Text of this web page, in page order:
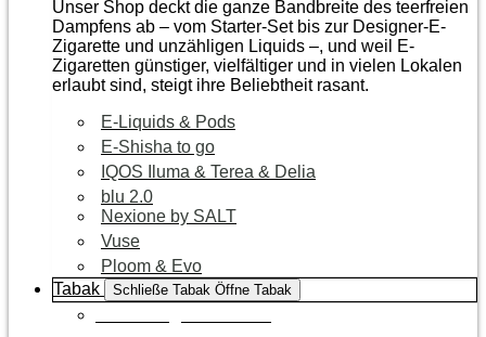
Unser Shop deckt die ganze Bandbreite des teerfreien
Dampfens ab – vom Starter-Set bis zur Designer-E-
Zigarette und unzähligen Liquids –, und weil E-
Zigaretten günstiger, vielfältiger und in vielen Lokalen
erlaubt sind, steigt ihre Beliebtheit rasant.
E-Liquids & Pods
E-Shisha to go
IQOS Iluma & Terea & Delia
blu 2.0
Nexione by SALT
Vuse
Ploom & Evo
Tabak
Schließe Tabak Öffne Tabak